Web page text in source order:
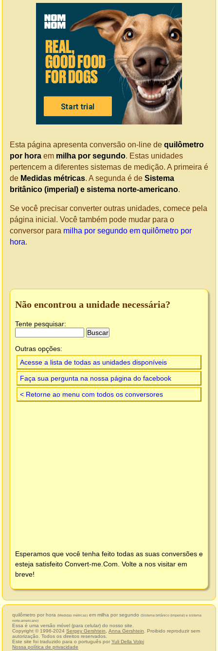
Esta página apresenta conversão on-line de quilômetro
por hora em milha por segundo. Estas unidades
pertencem a diferentes sistemas de medição. A primeira é
de Medidas métricas. A segunda é de Sistema
britânico (imperial) e sistema norte-americano.
Se você precisar converter outras unidades, comece pela
página inicial. Você também pode mudar para o
conversor para milha por segundo em quilômetro por
hora.
Não encontrou a unidade necessária?
Tente pesquisar:
Outras opções:
Acesse a lista de todas as unidades disponíveis
Faça sua pergunta na nossa página do facebook
< Retorne ao menu com todos os conversores
Esperamos que você tenha feito todas as suas conversões e
esteja satisfeito Convert-me.Com . Volte a nos visitar em
breve!
quilômetro por hora (Medidas métricas) em milha por segundo (Sistema britânico (imperial) e sistema
norte-americano)
Essa é uma versão móvel (para celular) do nosso site.
Copyright © 1996-2024 Sergey Gershtein Anna Gershtein . Proibido reproduzir sem
autorização. Todos os direitos reservados.
Este site foi traduzido para o português por Yuli Della Volpi
Nossa política de privacidade